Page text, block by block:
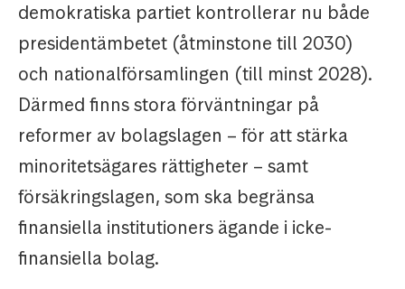
demokratiska partiet kontrollerar nu både
presidentämbetet (åtminstone till 2030)
och nationalförsamlingen (till minst 2028).
Därmed finns stora förväntningar på
reformer av bolagslagen – för att stärka
minoritetsägares rättigheter – samt
försäkringslagen, som ska begränsa
finansiella institutioners ägande i icke-
finansiella bolag.